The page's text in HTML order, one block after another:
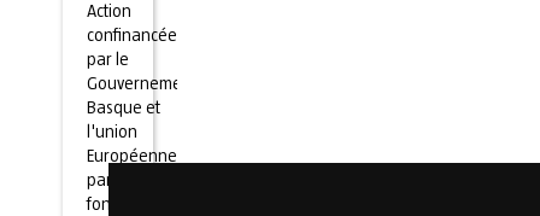
Action
confinancée
par le
Gouvernement
Basque et
l'union
Européenne
par le biais du
fonds